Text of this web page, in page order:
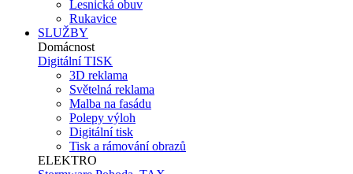
Lesnická obuv
Rukavice
SLUŽBY
Domácnost
Digitální TISK
3D reklama
Světelná reklama
Malba na fasádu
Polepy výloh
Digitální tisk
Tisk a rámování obrazů
ELEKTRO